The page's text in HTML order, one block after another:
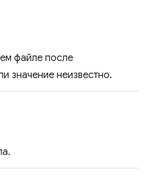
файле после
значение неизвестно.